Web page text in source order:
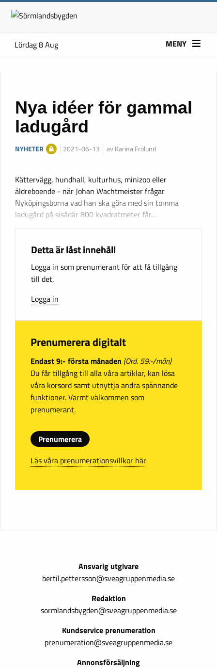
Lördag 8 Aug MENY
Nya idéer för gammal
ladugård
NYHETER 2021-06-13 av Karina Frölund
Kättervägg, hundhall, kulturhus, minizoo eller
äldreboende - när Johan Wachtmeister frågar
Nyköpingsborna vad han ska göra med sin tomma
ladugård på sisådär 800 kvadratmeter får…
Detta är låst innehåll
Logga in som prenumerant för att få tillgång
till det.
Logga in
Prenumerera digitalt
Endast 9:- första månaden (Ord. 59:-/mån)
Du får tillgång till alla våra artiklar, kan lösa
våra korsord samt utnyttja andra spännande
funktioner. Varmt välkommen som
prenumerant.
Prenumerera
Läs våra prenumerationsvillkor här
Ansvarig utgivare
bertil.pettersson@sveagruppenmedia.se
Redaktion
sormlandsbygden@sveagruppenmedia.se
Kundservice prenumeration
prenumeration@sveagruppenmedia.se
Annonsförsäljning